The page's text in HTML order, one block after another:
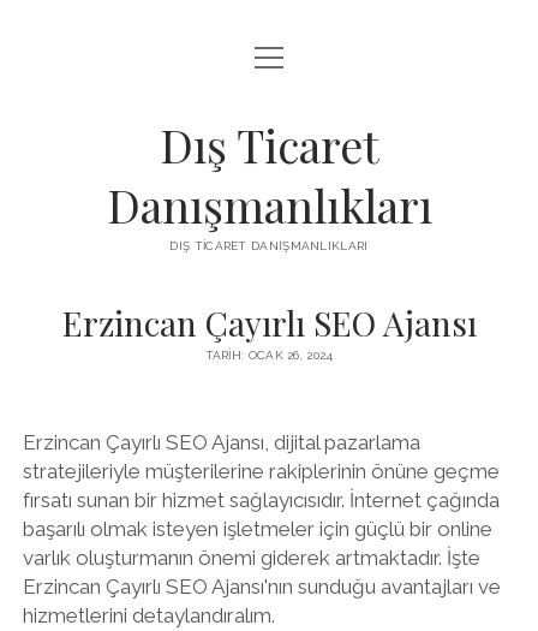
IGTV IZLENME ARTTIRMA HILESI BEDAVA
SAYFA LISTESI
THREADS TAKIPÇI ÇOĞALTMA
menüyü
aç
Dış Ticaret
Danışmanlıkları
DIŞ TICARET DANIŞMANLIKLARI
Erzincan Çayırlı SEO Ajansı
TARIH: OCAK 26, 2024
Erzincan Çayırlı SEO Ajansı, dijital pazarlama
stratejileriyle müşterilerine rakiplerinin önüne geçme
fırsatı sunan bir hizmet sağlayıcısıdır. İnternet çağında
başarılı olmak isteyen işletmeler için güçlü bir online
varlık oluşturmanın önemi giderek artmaktadır. İşte
Erzincan Çayırlı SEO Ajansı'nın sunduğu avantajları ve
hizmetlerini detaylandıralım.